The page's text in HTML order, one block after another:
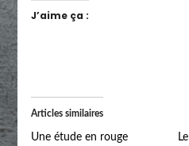
J’aime ça :
Articles similaires
Une étude en rouge